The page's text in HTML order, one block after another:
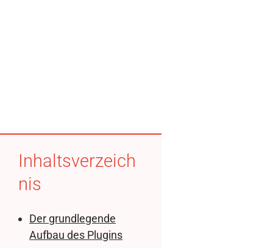
Inhaltsverzeich
nis
Der grundlegende
Aufbau des Plugins